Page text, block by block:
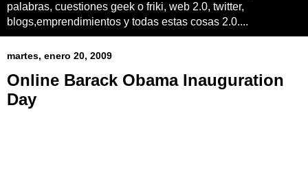
palabras, cuestiones geek o friki, web 2.0, twitter,
blogs,emprendimientos y todas estas cosas 2.0....
martes, enero 20, 2009
Online Barack Obama Inauguration
Day